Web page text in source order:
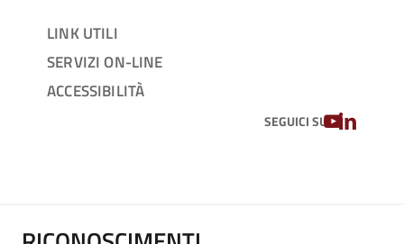
LINK UTILI
SERVIZI ON-LINE
ACCESSIBILITÀ
SEGUICI SUYOUTUBE
LINKEDIN